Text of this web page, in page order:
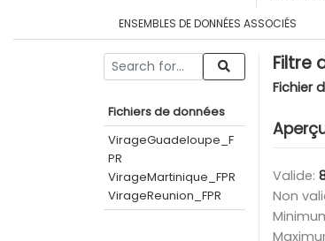
ENSEMBLES DE DONNÉES ASSOCIÉS
Fichiers de données
VirageGuadeloupe_F
PR
VirageMartinique_FPR
VirageReunion_FPR
Filtre
Fichier
Valide:
Non